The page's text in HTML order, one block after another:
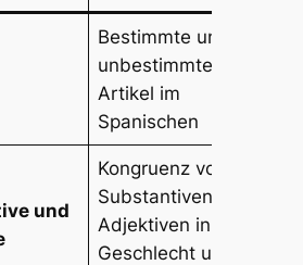
Bestimmte und
unbestimmte
Artikel im
Spanischen
und
Kongruenz von
Substantiven und
Adjektiven in
Geschlecht und